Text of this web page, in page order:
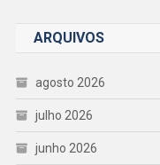
ARQUIVOS
agosto 2026
julho 2026
junho 2026